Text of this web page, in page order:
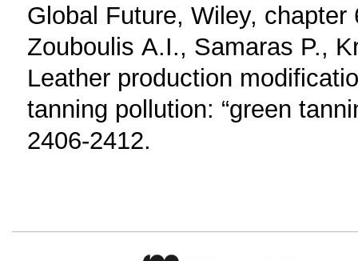
Global Future, Wiley, chapter
Zouboulis Α.Ι., Samaras P.,
Leather production
tanning pollution: “green
2406-2412.